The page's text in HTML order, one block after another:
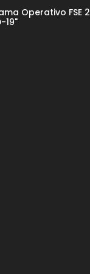
Operativo FSE
19"